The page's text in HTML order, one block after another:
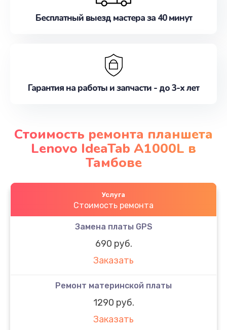
Бесплатный выезд мастера за 40 минут
Гарантия на работы и запчасти - до 3-х лет
Стоимость ремонта планшета
Lenovo IdeaTab A1000L в
Тамбове
Услуга
Стоимость ремонта
Замена платы GPS
690 руб.
Заказать
Ремонт материнской платы
1290 руб.
Заказать